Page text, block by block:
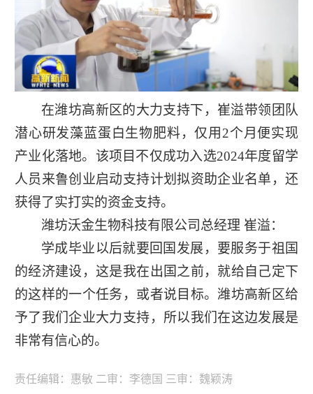
在潍坊高新区的大力支持下，崔溢带领团队
潜心研发藻蓝蛋白生物肥料，仅用2个月便实现
产业化落地。该项目不仅成功入选2024年度留学
人员来鲁创业启动支持计划拟资助企业名单，还
获得了实打实的资金支持。
潍坊沃金生物科技有限公司总经理 崔溢：
学成毕业以后就要回国发展，要服务于祖国
的经济建设，这是我在出国之前，就给自己定下
的这样的一个任务，或者说目标。潍坊高新区给
予了我们企业大力支持，所以我们在这边发展是
非常有信心的。
责任编辑：惠敏 二审：李德国 三审：魏颖涛